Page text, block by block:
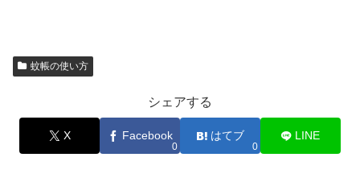
蚊帳の使い方
シェアする
X Facebook
0
はてブ
0
LINE